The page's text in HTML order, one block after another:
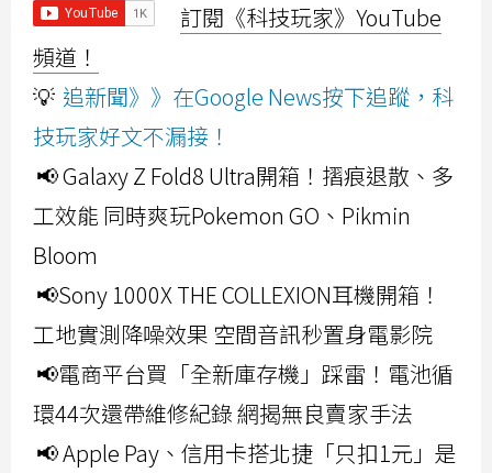
訂閱《科技玩家》YouTube
頻道！
💡 追新聞》》在Google News按下追蹤，科
技玩家好文不漏接！
📢 Galaxy Z Fold8 Ultra開箱！摺痕退散、多
工效能 同時爽玩Pokemon GO、Pikmin
Bloom
📢Sony 1000X THE COLLEXION耳機開箱！
工地實測降噪效果 空間音訊秒置身電影院
📢電商平台買「全新庫存機」踩雷！電池循
環44次還帶維修紀錄 網揭無良賣家手法
📢 Apple Pay、信用卡搭北捷「只扣1元」是